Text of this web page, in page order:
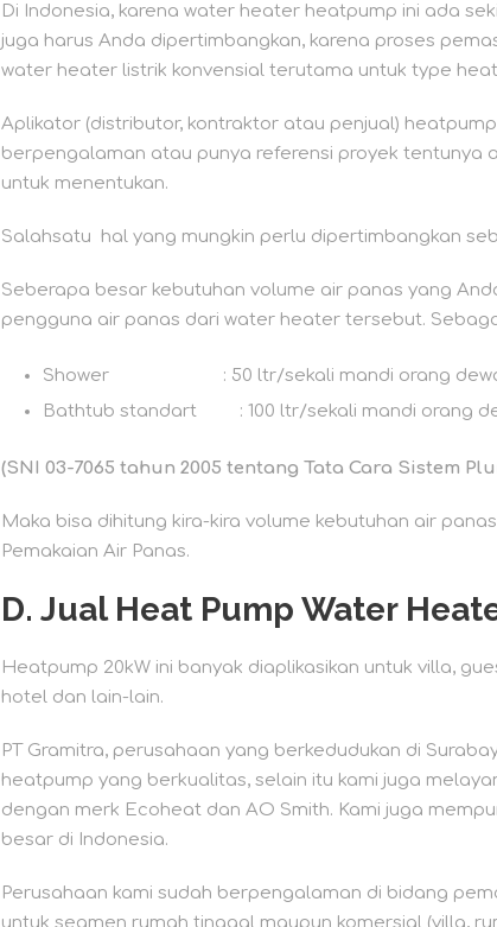
Di Indonesia, karena water heater heatpump ini ada
juga harus Anda dipertimbangkan, karena proses
water heater listrik konvensial terutama untuk type
Aplikator (distributor, kontraktor atau penjual)
berpengalaman atau punya referensi proyek tentunya
untuk menentukan.
Salahsatu hal yang mungkin perlu dipertimbangkan
Seberapa besar kebutuhan volume air panas yang
pengguna air panas dari water heater tersebut.
Shower : 50 ltr/sekali mandi orang
Bathtub standart : 100 ltr/sekali mandi orang
(SNI 03-7065 tahun 2005 tentang Tata Cara Sistem
Maka bisa dihitung kira-kira volume kebutuhan air
Pemakaian Air Panas.
D. Jual Heat Pump Water
Heatpump 20kW ini banyak diaplikasikan untuk villa,
hotel dan lain-lain.
PT Gramitra, perusahaan yang berkedudukan di
heatpump yang berkualitas, selain itu kami juga
dengan merk Ecoheat dan AO Smith. Kami juga
besar di Indonesia.
Perusahaan kami sudah berpengalaman di bidang
untuk segmen rumah tinggal maupun komersial (villa,